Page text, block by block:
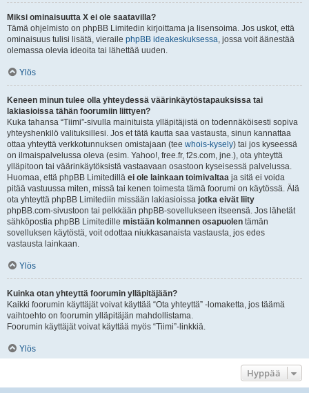
Miksi ominaisuutta X ei ole saatavilla?
Tämä ohjelmisto on phpBB Limitedin kirjoittama ja lisensoima. Jos uskot, että
ominaisuus tulisi lisätä, vieraile phpBB ideakeskuksessa, jossa voit äänestää
olemassa olevia ideoita tai lähettää uuden.
Ylös
Keneen minun tulee olla yhteydessä väärinkäytöstapauksissa tai
lakiasioissa tähän foorumiin liittyen?
Kuka tahansa “Tiimi”-sivulla mainituista ylläpitäjistä on todennäköisesti sopiva
yhteyshenkilö valituksillesi. Jos et tätä kautta saa vastausta, sinun kannattaa
ottaa yhteyttä verkkotunnuksen omistajaan (tee whois-kysely) tai jos kyseessä
on ilmaispalvelussa oleva (esim. Yahoo!, free.fr, f2s.com, jne.), ota yhteyttä
ylläpitoon tai väärinkäytöksistä vastaavaan osastoon kyseisessä palvelussa.
Huomaa, että phpBB Limitedillä ei ole lainkaan toimivaltaa ja sitä ei voida
pitää vastuussa miten, missä tai kenen toimesta tämä foorumi on käytössä. Älä
ota yhteyttä phpBB Limitediin missään lakiasioissa jotka eivät liity
phpBB.com-sivustoon tai pelkkään phpBB-sovellukseen itseensä. Jos lähetät
sähköpostia phpBB Limitedille mistään kolmannen osapuolen tämän
sovelluksen käytöstä, voit odottaa niukkasanaista vastausta, jos edes
vastausta lainkaan.
Ylös
Kuinka otan yhteyttä foorumin ylläpitäjään?
Kaikki foorumin käyttäjät voivat käyttää “Ota yhteyttä” -lomaketta, jos täämä
vaihtoehto on foorumin ylläpitäjän mahdollistama.
Foorumin käyttäjät voivat käyttää myös “Tiimi”-linkkiä.
Ylös
Hyppää